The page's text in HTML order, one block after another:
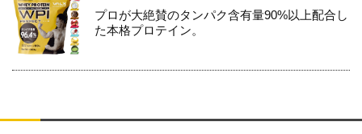
プロが大絶賛のタンパク含有量90%以上配合し
た本格プロテイン。